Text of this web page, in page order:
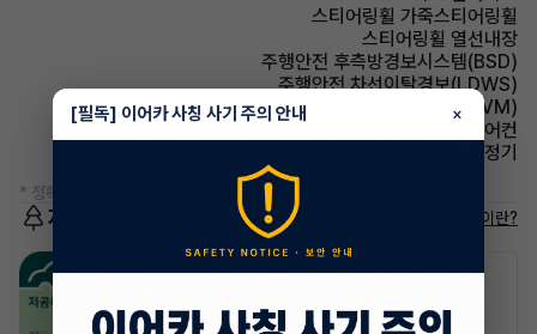
스티어링휠 가죽스티어링휠
스티어링휠 열선내장
주행안전 후측방경보시스템(BSD)
주행안전 차선이탈경보(LDWS)
주차보조 어라운드뷰(AVM)
에어컨 풀오토에어컨
에어컨 공기청정기
* 정확한 정보는 판매자와 반드시 확인하시기 바랍니다.
저공해차량 정보 저공해차량이란?
[필독] 이어카 사칭 사기 주의 안내 ×